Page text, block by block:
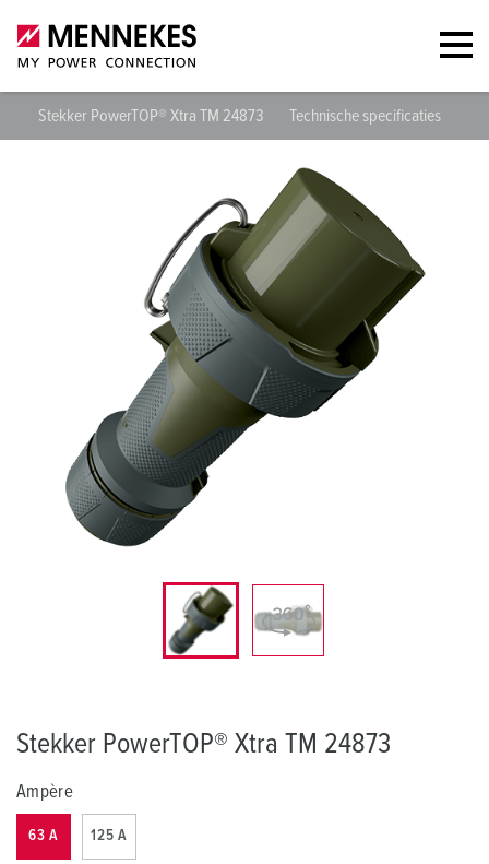
Stekker PowerTOP® Xtra TM 24873 Technische specificaties
Stekker PowerTOP® Xtra TM 24873
Ampère
63 A 125 A